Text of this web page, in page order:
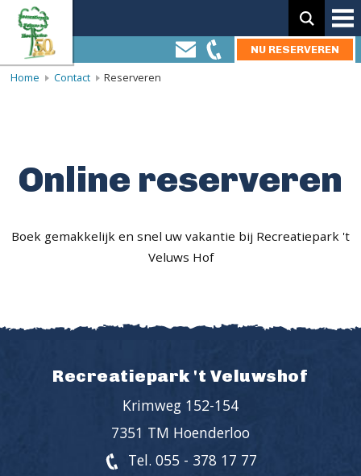
NU RESERVEREN
Zoeken:
Home Contact Reserveren
Online reserveren
Boek gemakkelijk en snel uw vakantie bij Recreatiepark 't
Veluws Hof
Recreatiepark 't Veluwshof
Krimweg 152-154
7351 TM Hoenderloo
Tel. 055 - 378 17 77